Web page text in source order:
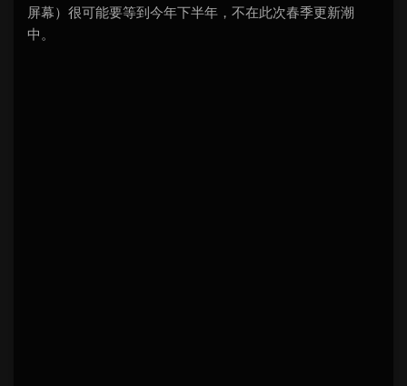
屏幕）很可能要等到今年下半年，不在此次春季更新潮
中。